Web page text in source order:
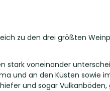
zu den drei größten
stark voneinander
und an den Küsten sowie
und sogar